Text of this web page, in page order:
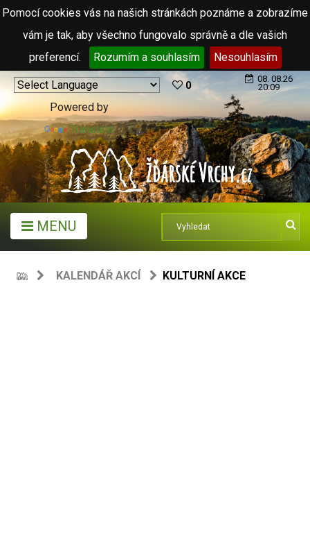
Pomocí cookies vás na našich stránkách poznáme a zobrazíme
vám je tak, aby všechno fungovalo správně a dle vašich
preferencí.
Rozumím a souhlasím Nesouhlasím
Powered by
Translate
0
08. 08.26
20:09
MENU
KALENDÁŘ AKCÍ KULTURNÍ AKCE